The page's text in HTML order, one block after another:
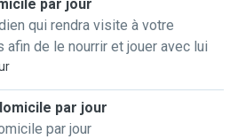
par jour
qui rendra visite à votre
afin de le nourrir et jouer avec lui
par jour
par jour